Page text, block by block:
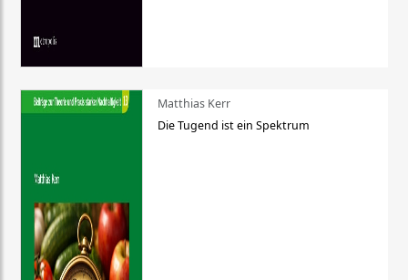
Matthias Kerr
Die Tugend ist ein Spektrum